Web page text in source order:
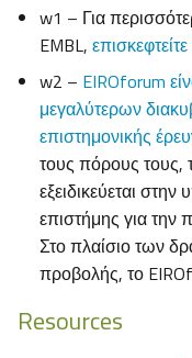
w1 – Για
EMBL,
w2 – EIROforum
μεγαλύτερων
επιστημονικής
τους πόρους τους,
εξειδικεύεται
επιστήμης για την
Στο πλαίσιο των
προβολής, το
Resources